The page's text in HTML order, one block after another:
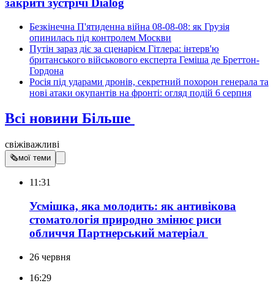
закриті зустрічі Dialog
Безкінечна П'ятиденна війна 08-08-08: як Грузія
опинилась під контролем Москви
Путін зараз діє за сценарієм Гітлера: інтерв'ю
британського військового експерта Геміша де Бреттон-
Гордона
Росія під ударами дронів, секретний похорон генерала та
нові атаки окупантів на фронті: огляд подій 6 серпня
Всі новини Більше
свіжіважливі
🗞мої теми
11:31
Усмішка, яка молодить: як антивікова
стоматологія природно змінює риси
обличчя Партнерський матеріал
26 червня
16:29